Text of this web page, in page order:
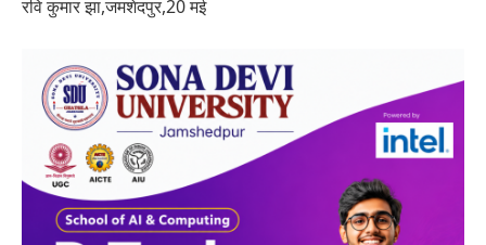
रवि कुमार झा,जमशेदपुर,20 मई